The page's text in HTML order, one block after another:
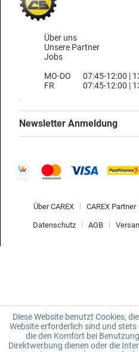
Über uns
Unsere Partner
Jobs
MO-DO
FR
07:45-12:00 |
07:45-12:00 |
Newsletter Anmeldung
Über CAREX CAREX Partner
Datenschutz AGB
Diese Website benutzt Cookies,
Website erforderlich sind und
die den Komfort bei
Direktwerbung dienen oder die